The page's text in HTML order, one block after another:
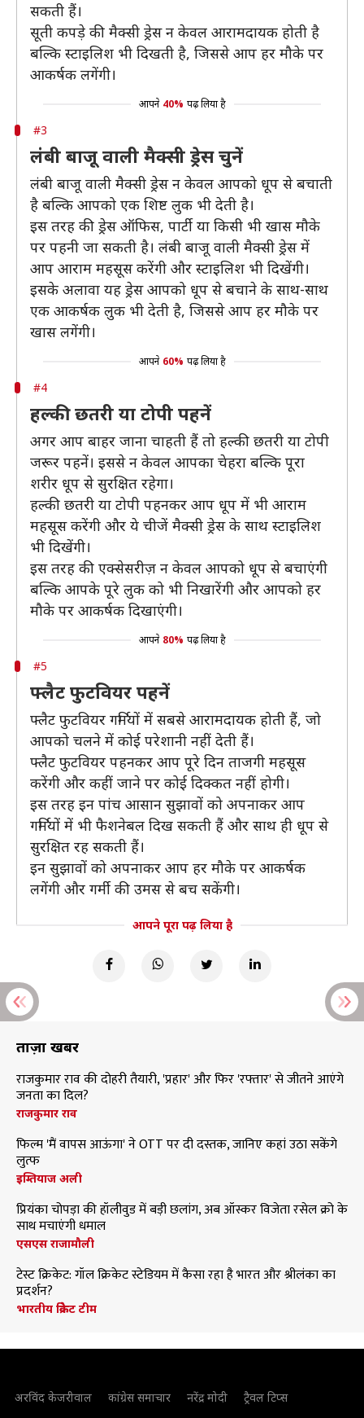
सकती हैं।
सूती कपड़े की मैक्सी ड्रेस न केवल आरामदायक होती है
बल्कि स्टाइलिश भी दिखती है, जिससे आप हर मौके पर
आकर्षक लगेंगी।
आपने 40% पढ़ लिया है
#3
लंबी बाजू वाली मैक्सी ड्रेस चुनें
लंबी बाजू वाली मैक्सी ड्रेस न केवल आपको धूप से बचाती
है बल्कि आपको एक शिष्ट लुक भी देती है।
इस तरह की ड्रेस ऑफिस, पार्टी या किसी भी खास मौके
पर पहनी जा सकती है। लंबी बाजू वाली मैक्सी ड्रेस में
आप आराम महसूस करेंगी और स्टाइलिश भी दिखेंगी।
इसके अलावा यह ड्रेस आपको धूप से बचाने के साथ-साथ
एक आकर्षक लुक भी देती है, जिससे आप हर मौके पर
खास लगेंगी।
आपने 60% पढ़ लिया है
#4
हल्की छतरी या टोपी पहनें
अगर आप बाहर जाना चाहती हैं तो हल्की छतरी या टोपी
जरूर पहनें। इससे न केवल आपका चेहरा बल्कि पूरा
शरीर धूप से सुरक्षित रहेगा।
हल्की छतरी या टोपी पहनकर आप धूप में भी आराम
महसूस करेंगी और ये चीजें मैक्सी ड्रेस के साथ स्टाइलिश
भी दिखेंगी।
इस तरह की एक्सेसरीज़ न केवल आपको धूप से बचाएंगी
बल्कि आपके पूरे लुक को भी निखारेंगी और आपको हर
मौके पर आकर्षक दिखाएंगी।
आपने 80% पढ़ लिया है
#5
फ्लैट फुटवियर पहनें
फ्लैट फुटवियर गर्मियों में सबसे आरामदायक होती हैं, जो
आपको चलने में कोई परेशानी नहीं देती हैं।
फ्लैट फुटवियर पहनकर आप पूरे दिन ताजगी महसूस
करेंगी और कहीं जाने पर कोई दिक्कत नहीं होगी।
इस तरह इन पांच आसान सुझावों को अपनाकर आप
गर्मियों में भी फैशनेबल दिख सकती हैं और साथ ही धूप से
सुरक्षित रह सकती हैं।
इन सुझावों को अपनाकर आप हर मौके पर आकर्षक
लगेंगी और गर्मी की उमस से बच सकेंगी।
आपने पूरा पढ़ लिया है
ताज़ा खबरें
राजकुमार राव की दोहरी तैयारी, 'प्रहार' और फिर 'रफ्तार' से जीतने आएंगे
जनता का दिल?
राजकुमार राव
फिल्म 'मैं वापस आऊंगा' ने OTT पर दी दस्तक, जानिए कहां उठा सकेंगे
लुत्फ
इम्तियाज अली
प्रियंका चोपड़ा की हॉलीवुड में बड़ी छलांग, अब ऑस्कर विजेता रसेल क्रो के
साथ मचाएंगी धमाल
एसएस राजामौली
टेस्ट क्रिकेट: गॉल क्रिकेट स्टेडियम में कैसा रहा है भारत और श्रीलंका का
प्रदर्शन?
भारतीय क्रिकेट टीम
अरविंद केजरीवाल कांग्रेस समाचार नरेंद्र मोदी ट्रैवल टिप्स